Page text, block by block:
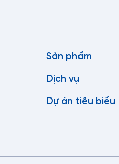
Sản phẩm
Dịch vụ
Dự án tiêu biểu